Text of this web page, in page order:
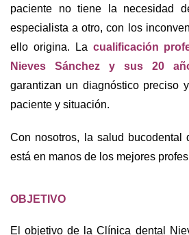
paciente no tiene la necesidad
especialista a otro, con los
ello origina. La cualificación
Nieves Sánchez y sus 20
garantizan un diagnóstico preciso
paciente y situación.
Con nosotros, la salud bucodental
está en manos de los mejores
OBJETIVO
El objetivo de la Clínica dental